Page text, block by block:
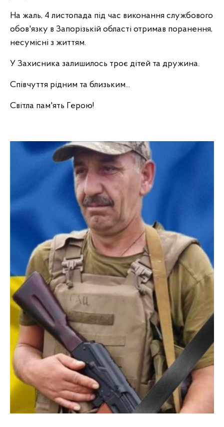
На жаль, 4 листопада під час виконання службового
обов'язку в Запорізькій області отримав поранення,
несумісні з життям.
У Захисника залишилось троє дітей та дружина.
Співчуття рідним та близьким...
Світла пам'ять Герою!